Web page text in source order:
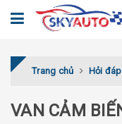
Trang chủ Hỏi đáp
VAN CẢM